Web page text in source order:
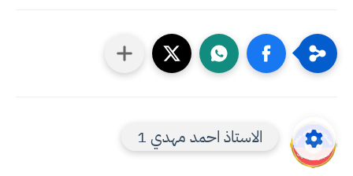
الاستاذ احمد مهدي 1